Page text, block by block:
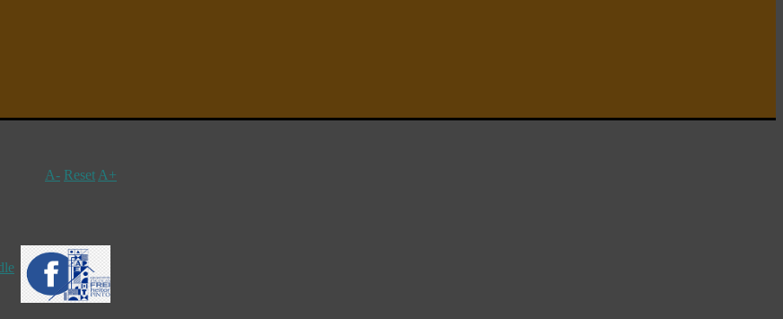
A- Reset A+